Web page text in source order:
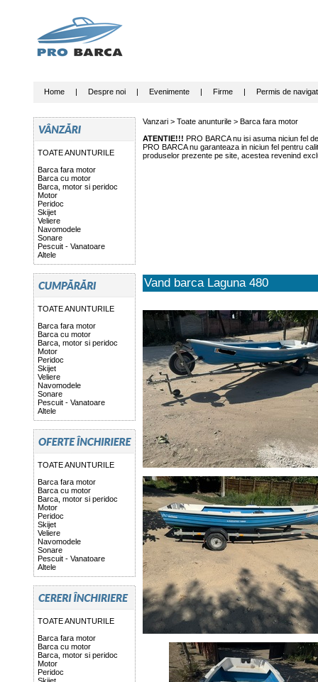
Home| Despre noi| Evenimente| Firme| Permis de
TOATE ANUNTURILE
Barca fara motor
Barca cu motor
Barca, motor si peridoc
Motor
Peridoc
Skijet
Veliere
Navomodele
Sonare
Pescuit - Vanatoare
Altele
TOATE ANUNTURILE
Barca fara motor
Barca cu motor
Barca, motor si peridoc
Motor
Peridoc
Skijet
Veliere
Navomodele
Sonare
Pescuit - Vanatoare
Altele
TOATE ANUNTURILE
Barca fara motor
Barca cu motor
Barca, motor si peridoc
Motor
Peridoc
Skijet
Veliere
Navomodele
Sonare
Pescuit - Vanatoare
Altele
TOATE ANUNTURILE
Barca fara motor
Barca cu motor
Barca, motor si peridoc
Motor
Peridoc
Vanzari > Toate anunturile> Barca fara motor
ATENTIE!!! PRO BARCA nu isi asuma niciun fel
PRO BARCA nu garanteaza in niciun fel pentru
produselor prezente pe site, acestea revenind
Vand barca Laguna 480